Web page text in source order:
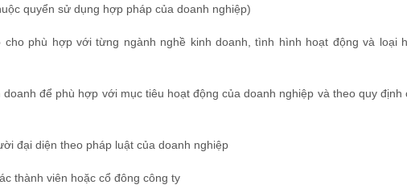
quyển sử dụng hợp pháp của doanh nghiệp)
phù hợp với từng ngành nghề kinh doanh, tình hình hoạt động và loại
để phù hợp với mục tiêu hoạt động của doanh nghiệp và theo quy định
đại diện theo pháp luật của doanh nghiệp
thành viên hoặc cổ đông công ty